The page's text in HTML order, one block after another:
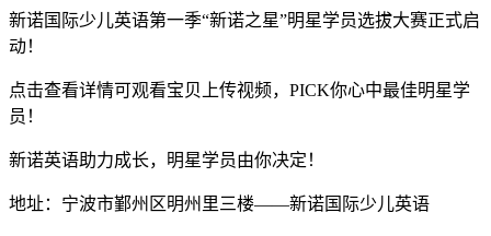
新诺国际少儿英语第一季“新诺之星”明星学员选拔大赛正式启
动！
点击查看详情可观看宝贝上传视频，PICK你心中最佳明星学
员！
新诺英语助力成长，明星学员由你决定！
地址：宁波市鄞州区明州里三楼——新诺国际少儿英语